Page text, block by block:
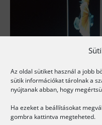
Az oldal sütiket használ a jobb
sütik információkat tárolnak a
nyújtanak abban, hogy
Ha ezeket a beállításokat
gombra kattintva megteheted.